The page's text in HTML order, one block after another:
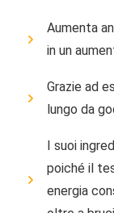
Aumenta
in un
Grazie ad
lungo da
I suoi
poiché il
energia